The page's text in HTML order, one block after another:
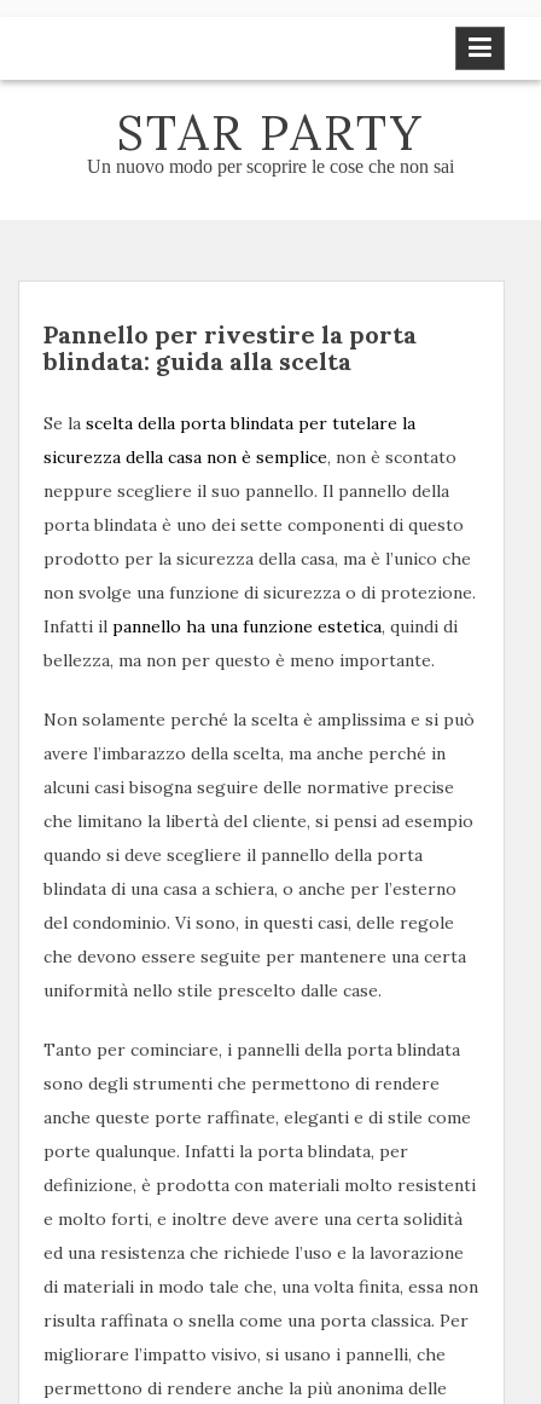
STAR PARTY
Un nuovo modo per scoprire le cose che non sai
Pannello per rivestire la porta
blindata: guida alla scelta
Se la scelta della porta blindata per tutelare la
sicurezza della casa non è semplice, non è scontato
neppure scegliere il suo pannello. Il pannello della
porta blindata è uno dei sette componenti di questo
prodotto per la sicurezza della casa, ma è l’unico che
non svolge una funzione di sicurezza o di protezione.
Infatti il pannello ha una funzione estetica, quindi di
bellezza, ma non per questo è meno importante.
Non solamente perché la scelta è amplissima e si può
avere l’imbarazzo della scelta, ma anche perché in
alcuni casi bisogna seguire delle normative precise
che limitano la libertà del cliente, si pensi ad esempio
quando si deve scegliere il pannello della porta
blindata di una casa a schiera, o anche per l’esterno
del condominio. Vi sono, in questi casi, delle regole
che devono essere seguite per mantenere una certa
uniformità nello stile prescelto dalle case.
Tanto per cominciare, i pannelli della porta blindata
sono degli strumenti che permettono di rendere
anche queste porte raffinate, eleganti e di stile come
porte qualunque. Infatti la porta blindata, per
definizione, è prodotta con materiali molto resistenti
e molto forti, e inoltre deve avere una certa solidità
ed una resistenza che richiede l’uso e la lavorazione
di materiali in modo tale che, una volta finita, essa non
risulta raffinata o snella come una porta classica. Per
migliorare l’impatto visivo, si usano i pannelli, che
permettono di rendere anche la più anonima delle